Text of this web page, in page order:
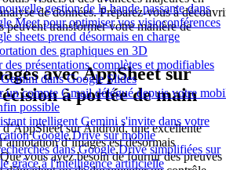
gestion de la bande passante dans
Meet pour optimiser vos visioconférences
sheets prend désormais en charge
des graphiques en 3D
des présentations complètes et modifiables
dans Google Slides
un compte Gmail délégué depuis votre
possible
intelligent Gemini s'invite dans votre
Google Drive sur mobile
dans Google Drive simplifiées sur
grâce à l'intelligence artificielle
de données. Préparez-vous à
peuvent transformer votre manière de
avec AppSheet sur
à portée de main
sur Android, une excellente
d’images est désormais
vous ayez besoin de fournir des preuves